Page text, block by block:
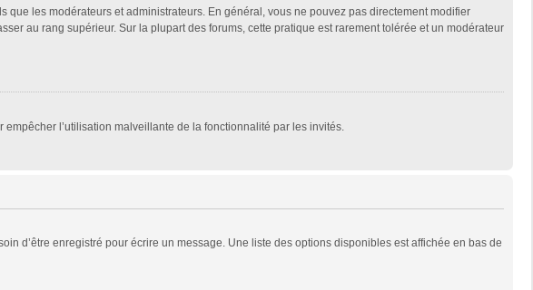
les modérateurs et administrateurs. En général, vous ne pouvez pas directement modifier
au rang supérieur. Sur la plupart des forums, cette pratique est rarement tolérée et un modérateur
l’utilisation malveillante de la fonctionnalité par les invités.
d’être enregistré pour écrire un message. Une liste des options disponibles est affichée en bas de